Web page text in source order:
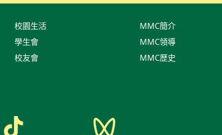
校園生活
學生會
校友會
MMC簡介
MMC領導
MMC歷史